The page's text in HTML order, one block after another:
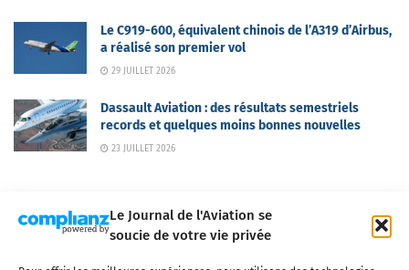
Le Journal de l'Aviation se
soucie de votre vie privée
Le C919-600, équivalent chinois de l’A319 d’Airbus,
a réalisé son premier vol
29 JUILLET 2026
Dassault Aviation : des résultats semestriels
records et quelques moins bonnes nouvelles
23 JUILLET 2026